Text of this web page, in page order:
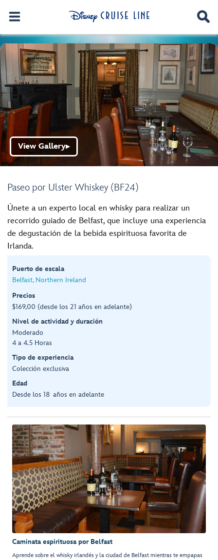
Paseo por Ulster Whiskey (BF24)
View Gallery▶
Únete a un experto local en whisky para realizar un
recorrido guiado de Belfast, que incluye una experiencia
de degustación de la bebida espirituosa favorita de
Irlanda.
Puerto de escala
Belfast, Northern Ireland
Precios
$169,00 (desde los 21 años en adelante)
Nivel de actividad y duración
Moderado
4 a 4.5 Horas
Tipo de experiencia
Colección exclusiva
Edad
Desde los 18 años en adelante
Caminata espirituosa por Belfast
Aprende sobre el whisky irlandés y la ciudad de Belfast mientras te empapas